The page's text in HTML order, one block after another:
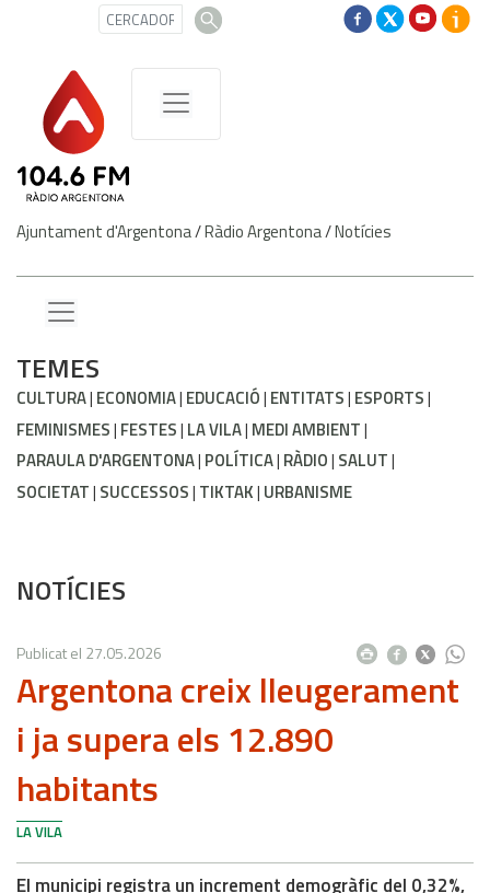
Ajuntament d'Argentona/Ràdio Argentona/Notícies
TEMES
CULTURA ECONOMIA EDUCACIÓ ENTITATS ESPORTS
FEMINISMES FESTES LA VILA MEDI AMBIENT
PARAULA D'ARGENTONA POLÍTICA RÀDIO SALUT
SOCIETAT SUCCESSOS TIKTAK URBANISME
NOTÍCIES
Publicat el 27.05.2026
Argentona creix lleugerament
i ja supera els 12.890
habitants
LA VILA
El municipi registra un increment demogràfic del 0,32%,